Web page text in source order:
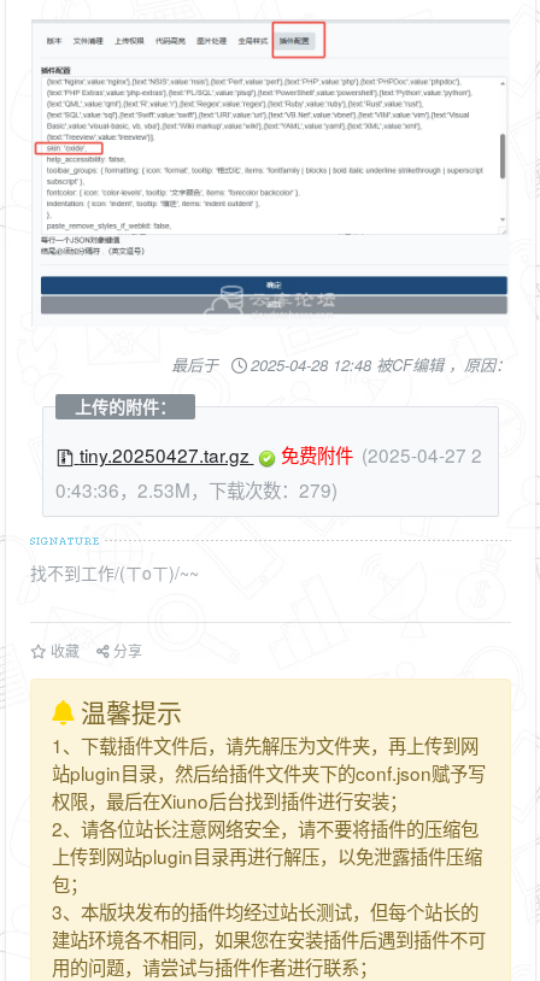
最后于 2025-04-28 12:48 被CF编辑 ，原因：
上传的附件：
tiny.20250427.tar.gz 免费附件 (2025-04-27 2
0:43:36，2.53M，下载次数：279)
找不到工作/(ㄒoㄒ)/~~
收藏 分享
温馨提示
1、下载插件文件后，请先解压为文件夹，再上传到网
站plugin目录，然后给插件文件夹下的conf.json赋予写
权限，最后在Xiuno后台找到插件进行安装；
2、请各位站长注意网络安全，请不要将插件的压缩包
上传到网站plugin目录再进行解压，以免泄露插件压缩
包；
3、本版块发布的插件均经过站长测试，但每个站长的
建站环境各不相同，如果您在安装插件后遇到插件不可
用的问题，请尝试与插件作者进行联系；